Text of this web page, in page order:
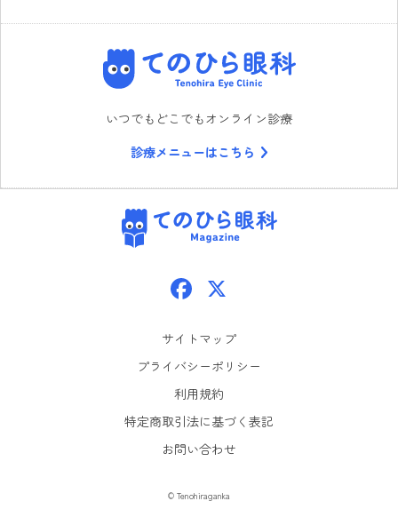
てのひら眼科
いつでもどこでもオンライン診療
診療メニューはこちら
てのひら眼科
Facebook
サイトマップ
プライバシーポリシー
利用規約
特定商取引法に基づく表記
お問い合わせ
© Tenohiraganka